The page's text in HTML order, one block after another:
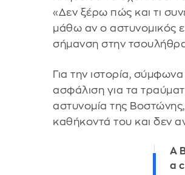
«Δεν ξέρω πώς και τι
μάθω αν ο αστυνομικός
σήμανση στην τσουλήθρα
Για την ιστορία,
ασφάλιση για τα
αστυνομία της
καθήκοντά του και δεν
A
a